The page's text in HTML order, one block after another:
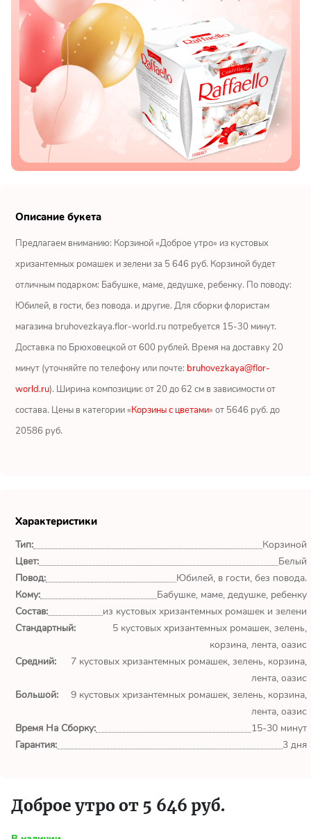
Подсолнухи
Лизиантусы
Хризантемы
Лилии
Орхидеи
Ромашки
Альстромерии
Герберы
Показать еще
Спасибо сервису Flor-
world.ru, очень рада что
выбрала Вас. Букет
изумительный!
Сахалинская
вовремя. Не подвели. Цветы
свежие. Спасибо.
Сахалинская
обл.
Описание букета
Предлагаем вниманию: Корзиной «Доброе утро» из кустовых
хризантемных ромашек и зелени за 5 646 руб. Корзиной будет
отличным подарком: Бабушке, маме, дедушке, ребенку. По поводу:
Юбилей, в гости, без повода. и другие. Для сборки флористам
магазина bruhovezkaya.flor-world.ru потребуется 15-30 минут.
Доставка по Брюховецкой от 600 рублей. Время на доставку 20
минут (уточняйте по телефону или почте: bruhovezkaya@flor-
world.ru). Ширина композиции: от 20 до 62 см в зависимости от
состава. Цены в категории «Корзины с цветами» от 5646 руб. до
20586 руб.
Характеристики
Тип:
Корзиной
Цвет:
Белый
Повод:
Юбилей, в гости, без повода.
Кому:
Бабушке, маме, дедушке, ребенку
Состав:
из кустовых хризантемных ромашек и зелени
Стандартный:
5 кустовых хризантемных ромашек, зелень,
корзина, лента, оазис
Средний:
7 кустовых хризантемных ромашек, зелень, корзина,
лента, оазис
Большой:
9 кустовых хризантемных ромашек, зелень, корзина,
лента, оазис
Время На Сборку:
15-30 минут
Гарантия:
3 дня
Доброе утро от 5 646 руб.